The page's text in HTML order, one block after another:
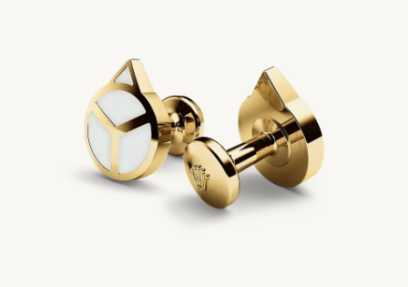
Oyster Story
Rolex chez Château d'Ivoire